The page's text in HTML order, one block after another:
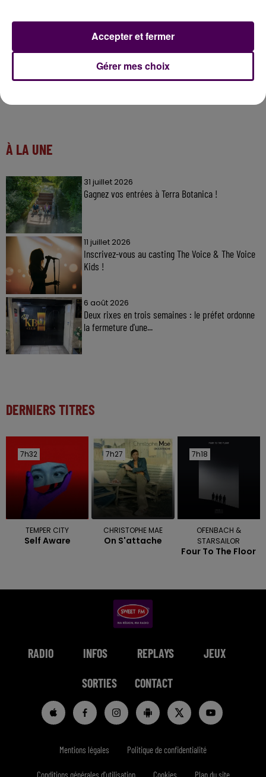
À LA UNE
31 juillet 2026
Gagnez vos entrées à Terra Botanica !
11 juillet 2026
Inscrivez-vous au casting The Voice & The Voice
Kids !
6 août 2026
Deux rixes en trois semaines : le préfet ordonne
la fermeture d'une...
DERNIERS TITRES
7h32
7h32
TEMPER CITY
Self Aware
7h27
7h27
CHRISTOPHE MAE
On S'attache
7h18
7h18
OFENBACH &
STARSAILOR
Four To The Floor
RADIO INFOS REPLAYS JEUX
SORTIES CONTACT
Mentions légales Politique de confidentialité
Conditions générales d'utilisation Cookies Plan du site
Gérer mes choix
Accepter et fermer